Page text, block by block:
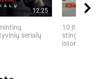
12:25
serialų
10 įtemptų,
stingdančių
istorijų